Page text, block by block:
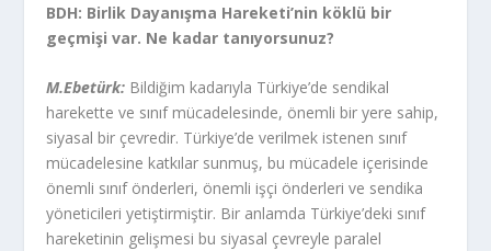
BDH: Birlik Dayanışma Hareketi’nin köklü bir
geçmişi var. Ne kadar tanıyorsunuz?
M.Ebetürk: Bildiğim kadarıyla Türkiye’de sendikal
harekette ve sınıf mücadelesinde, önemli bir yere sahip,
siyasal bir çevredir. Türkiye’de verilmek istenen sınıf
mücadelesine katkılar sunmuş, bu mücadele içerisinde
önemli sınıf önderleri, önemli işçi önderleri ve sendika
yöneticileri yetiştirmiştir. Bir anlamda Türkiye’deki sınıf
hareketinin gelişmesi bu siyasal çevreyle paralel